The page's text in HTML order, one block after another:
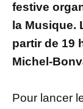
festive
la Musique.
partir de 19
Michel-
Pour lancer